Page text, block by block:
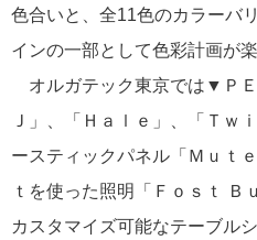
色合いと、全11色のカラーバ
インの一部として色彩計画が
オルガテック東京では▼ＰＥ
Ｊ」、「Ｈａｌｅ」、「Ｔｗ
ースティックパネル「Ｍｕｔ
ｔを使った照明「Ｆｏｓｔ
カスタマイズ可能なテーブル